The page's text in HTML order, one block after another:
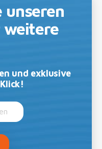
unseren
und exklusive